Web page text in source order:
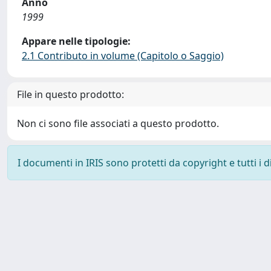
1999
Appare nelle tipologie:
2.1 Contributo in volume (Capitolo o Saggio)
File in questo prodotto:
Non ci sono file associati a questo prodotto.
I documenti in IRIS sono protetti da copyright e tutti i